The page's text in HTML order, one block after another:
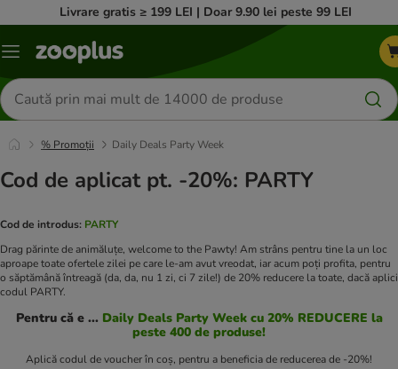
Livrare gratis ≥ 199 LEI | Doar 9.90 lei peste 99 LEI
Categorii
Căutare
produse
% Promoții Daily Deals Party Week
Cod de aplicat pt. -20%: PARTY
Cod de introdus: PARTY
Drag părinte de animăluțe, welcome to the Pawty! Am strâns pentru tine la un loc
aproape toate ofertele zilei pe care le-am avut vreodat, iar acum poți profita, pentru
o săptămână întreagă (da, da, nu 1 zi, ci 7 zile!) de 20% reducere la toate, dacă aplici
codul PARTY.
Pentru că e ... Daily Deals Party Week cu 20% REDUCERE la
peste 400 de produse!
Aplică codul de voucher în coș, pentru a beneficia de reducerea de -20%!